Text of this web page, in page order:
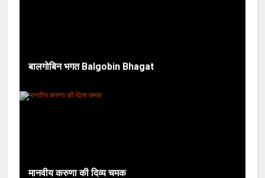
बालगोबिन भगत Balgobin Bhagat
मानवीय करुणा की दिव्य चमक